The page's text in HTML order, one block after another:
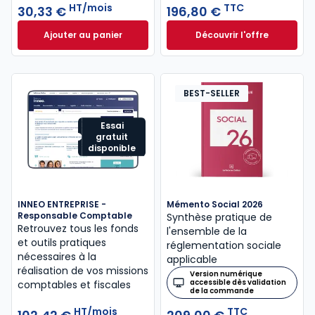
30,33 € HT/mois
Ajouter au panierMémentis Professions libérales à 30,33 €
196,80 € TTC
Découvrir l'offreL'appel expert à
Dès
Essai
gratuit
disponible
INNEO ENTREPRISE -
Responsable Comptable
Retrouvez tous les fonds
et outils pratiques
nécessaires à la
réalisation de vos missions
comptables et fiscales
HT/mois
BEST-SELLER
Mémento Social 2026
Synthèse pratique de
l'ensemble de la
réglementation sociale
applicable
Version numérique
accessible dès validation
de la commande
TTC